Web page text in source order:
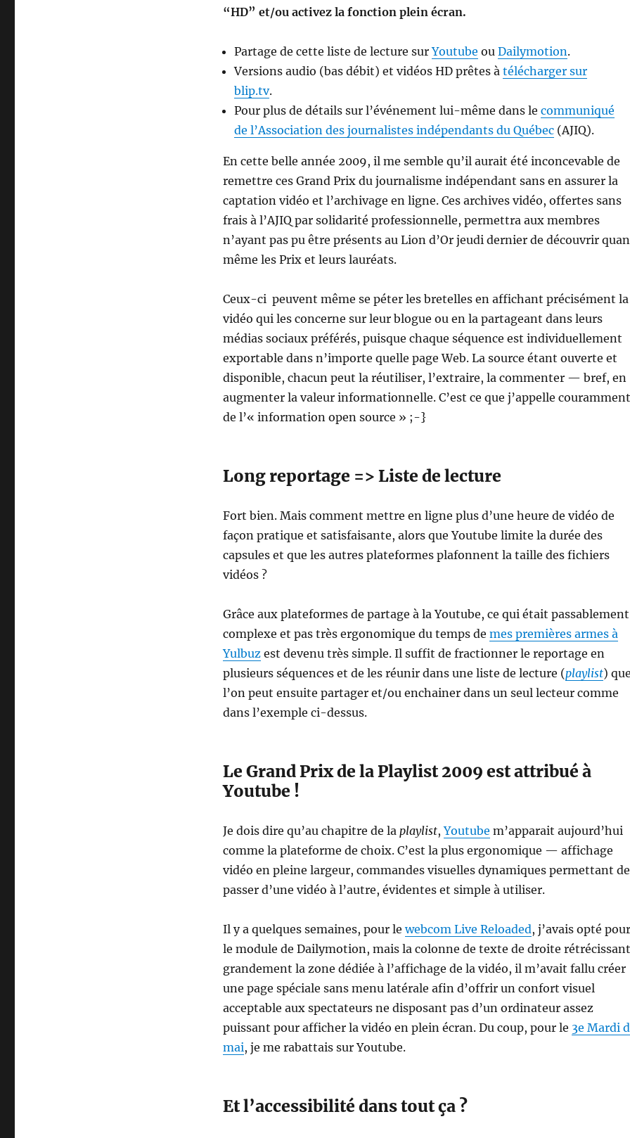
“HD” et/ou activez la fonction plein écran.
Partage de cette liste de lecture surYoutube ou Dailymotion.
Versions audio (bas débit) et vidéos HD prêtes à télécharger sur
blip.tv.
Pour plus de détails sur l’événement lui-même dans le communiqué
de l’Association des journalistes indépendants du Québec(AJIQ).
En cette belle année 2009, il me semble qu’il aurait été inconcevable de
remettre ces Grand Prix du journalisme indépendant sans en assurer la
captation vidéo et l’archivage en ligne. Ces archives vidéo, offertes sans
frais à l’AJIQ par solidarité professionnelle, permettra aux membres
n’ayant pas pu être présents au Lion d’Or jeudi dernier de découvrir
même les Prix et leurs lauréats.
Ceux-ci peuvent même se péter les bretelles en affichant précisément la
vidéo qui les concerne sur leur blogue ou en la partageant dans leurs
médias sociaux préférés, puisque chaque séquence est individuellement
exportable dans n’importe quelle page Web. La source étant ouverte et
disponible, chacun peut la réutiliser, l’extraire, la commenter — bref, en
augmenter la valeur informationnelle. C’est ce que j’appelle couramment
de l’« information open source » ;-}
Long reportage => Liste de lecture
Fort bien. Mais comment mettre en ligne plus d’une heure de vidéo de
façon pratique et satisfaisante, alors que Youtube limite la durée des
capsules et que les autres plateformes plafonnent la taille des fichiers
vidéos ?
Grâce aux plateformes de partage à la Youtube, ce qui était passablement
complexe et pas très ergonomique du temps de mes premières armes à
Yulbuzest devenu très simple. Il suffit de fractionner le reportage en
plusieurs séquences et de les réunir dans une liste de lecture (playlist)
l’on peut ensuite partager et/ou enchainer dans un seul lecteur comme
dans l’exemple ci-dessus.
Le Grand Prix de la Playlist 2009 est attribué à
Youtube !
Je dois dire qu’au chapitre de la playlist,Youtube m’apparait aujourd’hui
comme la plateforme de choix. C’est la plus ergonomique — affichage
vidéo en pleine largeur, commandes visuelles dynamiques permettant de
passer d’une vidéo à l’autre, évidentes et simple à utiliser.
Il y a quelques semaines, pour lewebcom Live Reloaded, j’avais opté pour
le module de Dailymotion, mais la colonne de texte de droite rétrécissant
grandement la zone dédiée à l’affichage de la vidéo, il m’avait fallu créer
une page spéciale sans menu latérale afin d’offrir un confort visuel
acceptable aux spectateurs ne disposant pas d’un ordinateur assez
puissant pour afficher la vidéo en plein écran. Du coup, pour le 3e Mardi
mai, je me rabattais sur Youtube.
Et l’accessibilité dans tout ça ?